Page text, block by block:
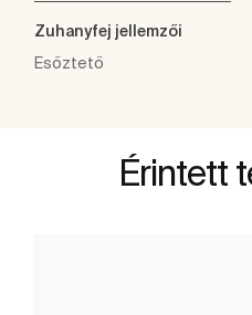
Zuhanyfej jellemzői
Esőztető
Érintett